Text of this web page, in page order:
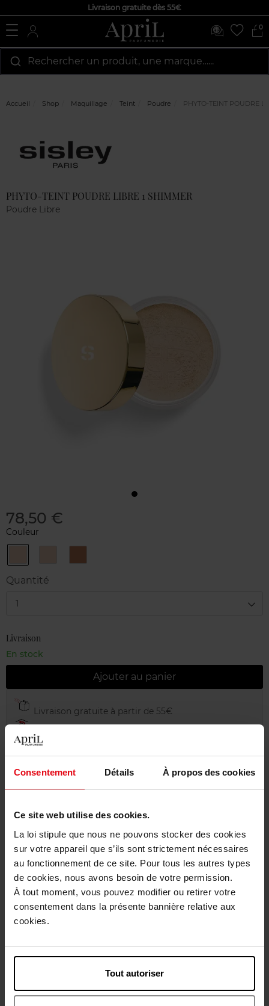
Consentement Détails À propos des cookies
Ce site web utilise des cookies.
La loi stipule que nous ne pouvons stocker des cookies
sur votre appareil que s’ils sont strictement nécessaires
au fonctionnement de ce site. Pour tous les autres types
de cookies, nous avons besoin de votre permission.
À tout moment, vous pouvez modifier ou retirer votre
consentement dans la présente bannière relative aux
cookies.
Tout autoriser
Livraison gratuite dès 55€
0
Rechercher un produit, une marque…...
Accueil Shop Maquillage Teint Poudre PHYTO-TEINT POUDRE
PHYTO-TEINT POUDRE LIBRE 1 SHIMMER
Poudre Libre
78,50 €
Couleur
ShimmerTranslucent
Deep
Quantité
1
Livraison
En stock
Ajouter au panier
Livraison gratuite à partir de 55€
Retour gratuit dans votre magasin
Emballage cadeau offert
Description
Conseil d'utilisation
Caractéristiques
Avis client Politique relative aux avis des clients
Vous aimerez peut-être